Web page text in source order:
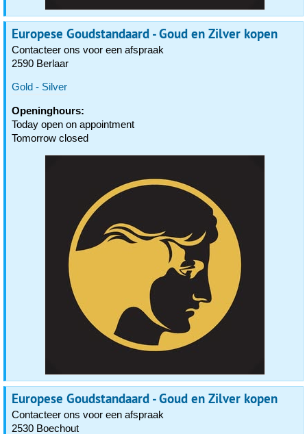
Europese Goudstandaard - Goud en Zilver kopen
Contacteer ons voor een afspraak
2590 Berlaar
Gold - Silver
Openinghours:
Today open on appointment
Tomorrow closed
Europese Goudstandaard - Goud en Zilver kopen
Contacteer ons voor een afspraak
2530 Boechout